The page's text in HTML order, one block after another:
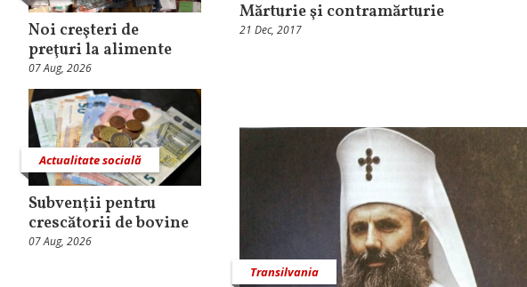
Noi creşteri de
preţuri la alimente
07 Aug, 2026
Actualitate socială
Subvenţii pentru
crescătorii de bovine
07 Aug, 2026
Mărturie şi contramărturie
21 Dec, 2017
Transilvania